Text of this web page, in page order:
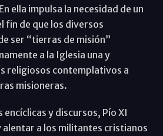
ella impulsa la necesidad de un
fin de que los diversos
ser “tierras de misión”
a la Iglesia una y
religiosos contemplativos a
misioneras.
encíclicas y discursos, Pío XI
a los militantes cristianos